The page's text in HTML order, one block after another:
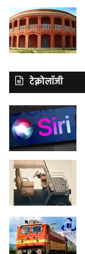
टेक्नोलॉजी